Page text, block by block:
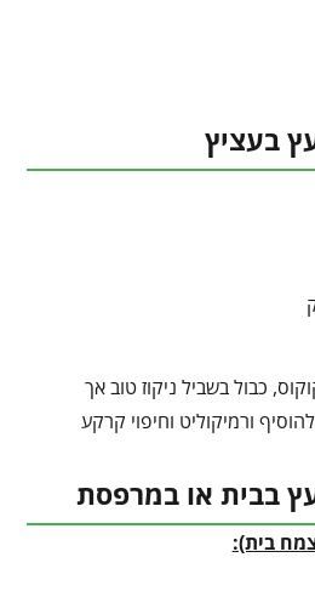
בעציץ
כבול בשביל ניקוז טוב אך
ורמיקוליט וחיפוי קרקע
עץ בבית או במרפסת
בית):